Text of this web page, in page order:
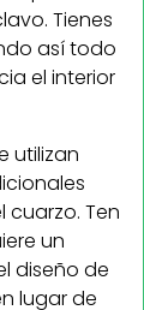
Tienes
así todo
el interior
utilizan
cuarzo. Ten
un
diseño de
lugar de